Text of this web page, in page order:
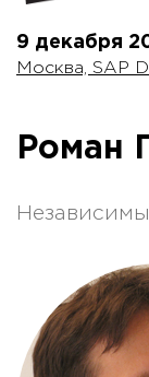
9 декабря
Москва, SAP
Роман